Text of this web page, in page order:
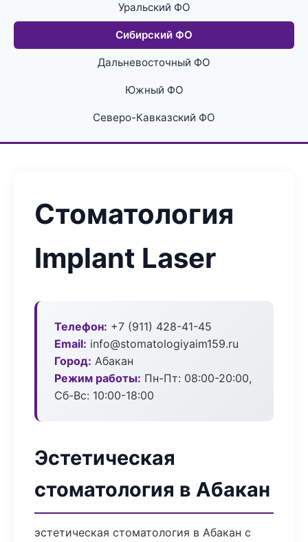
Уральский ФО
Сибирский ФО
Дальневосточный ФО
Южный ФО
Северо-Кавказский ФО
Стоматология
Implant Laser
Телефон: +7 (911) 428-41-45
Email: info@stomatologiyaim159.ru
Город: Абакан
Режим работы: Пн-Пт: 08:00-20:00,
Сб-Вс: 10:00-18:00
Эстетическая
стоматология в Абакан
эстетическая стоматология в Абакан с